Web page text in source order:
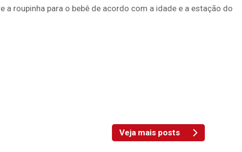
a roupinha para o bebê de acordo com a idade e a estação do
Veja mais posts